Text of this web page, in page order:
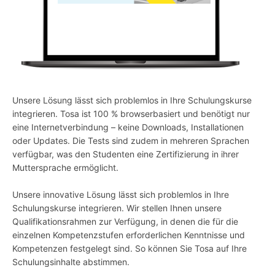
Unsere Lösung lässt sich problemlos in Ihre Schulungskurse
integrieren. Tosa ist 100 % browserbasiert und benötigt nur
eine Internetverbindung – keine Downloads, Installationen
oder Updates. Die Tests sind zudem in mehreren Sprachen
verfügbar, was den Studenten eine Zertifizierung in ihrer
Muttersprache ermöglicht.
Unsere innovative Lösung lässt sich problemlos in Ihre
Schulungskurse integrieren. Wir stellen Ihnen unsere
Qualifikationsrahmen zur Verfügung, in denen die für die
einzelnen Kompetenzstufen erforderlichen Kenntnisse und
Kompetenzen festgelegt sind. So können Sie Tosa auf Ihre
Schulungsinhalte abstimmen.